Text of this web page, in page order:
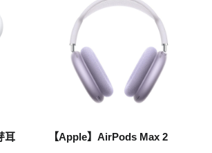
耳
【Apple】AirPods Max 2